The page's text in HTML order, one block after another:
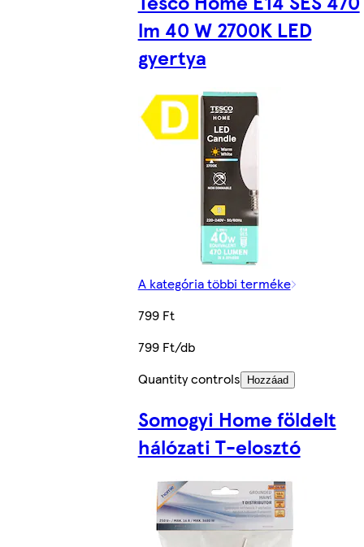
lm 40 W 2700K LED
gyertya
A kategória többi terméke
799 Ft
799 Ft/db
Quantity controls
Hozzáad
Somogyi Home földelt
hálózati T-elosztó